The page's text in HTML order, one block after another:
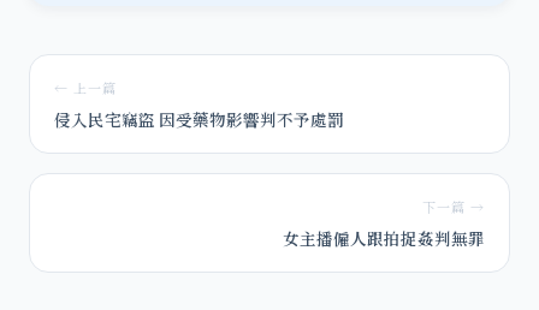
← 上一篇
侵入民宅竊盜 因受藥物影響判不予處罰
下一篇 →
女主播僱人跟拍捉姦判無罪